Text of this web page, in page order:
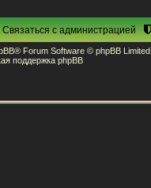
Связаться с администрацией
® Forum Software © phpBB Limited
поддержка phpBB